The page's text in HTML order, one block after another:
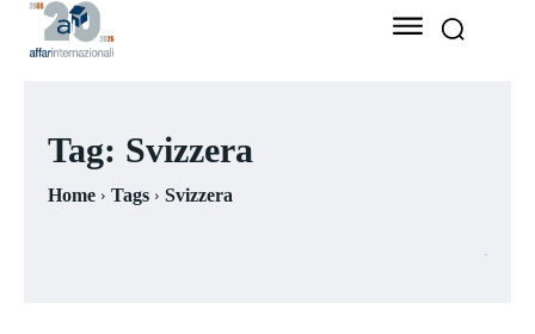
Tag: Svizzera
Home Tags Svizzera